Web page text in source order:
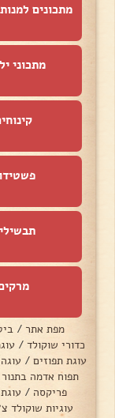
מתכונים
מתכוני
מפת אתר /
כדורי שוקולד /
עוגת תפוזים /
תפוח אדמה בתנור
פריקסה /
עוגיות שוקולד